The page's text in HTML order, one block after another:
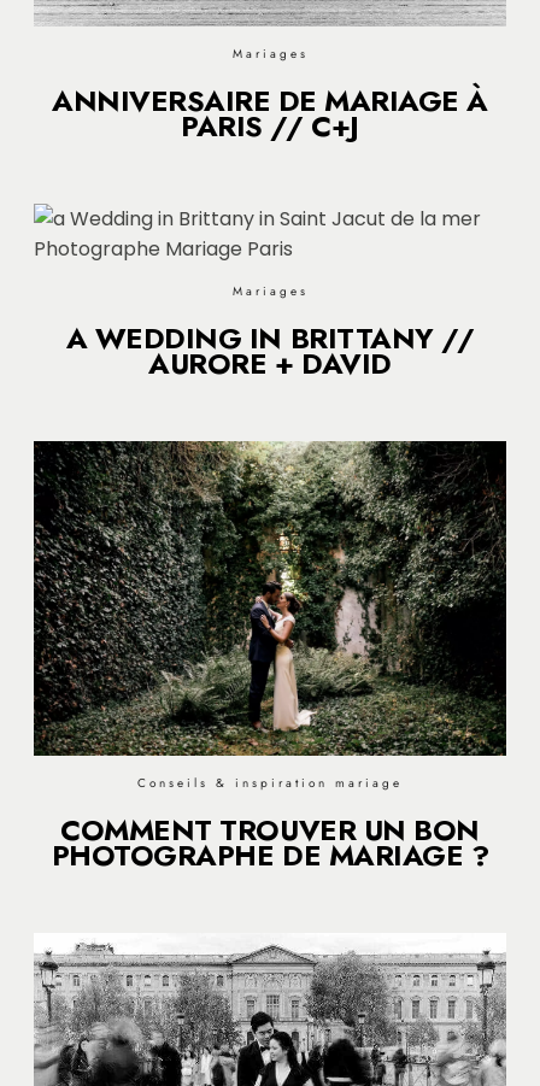
Mariages
ANNIVERSAIRE DE MARIAGE À
PARIS // C+J
Mariages
A WEDDING IN BRITTANY //
AURORE + DAVID
Conseils & inspiration mariage
COMMENT TROUVER UN BON
PHOTOGRAPHE DE MARIAGE ?